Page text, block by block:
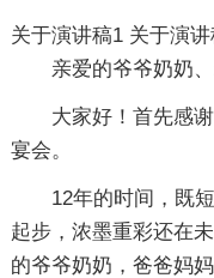
关于演讲稿1
亲爱的爷爷奶奶
大家好！首先感
宴会。
12年的时间，既
起步，浓墨重彩还在
的爷爷奶奶，爸爸妈
关于演